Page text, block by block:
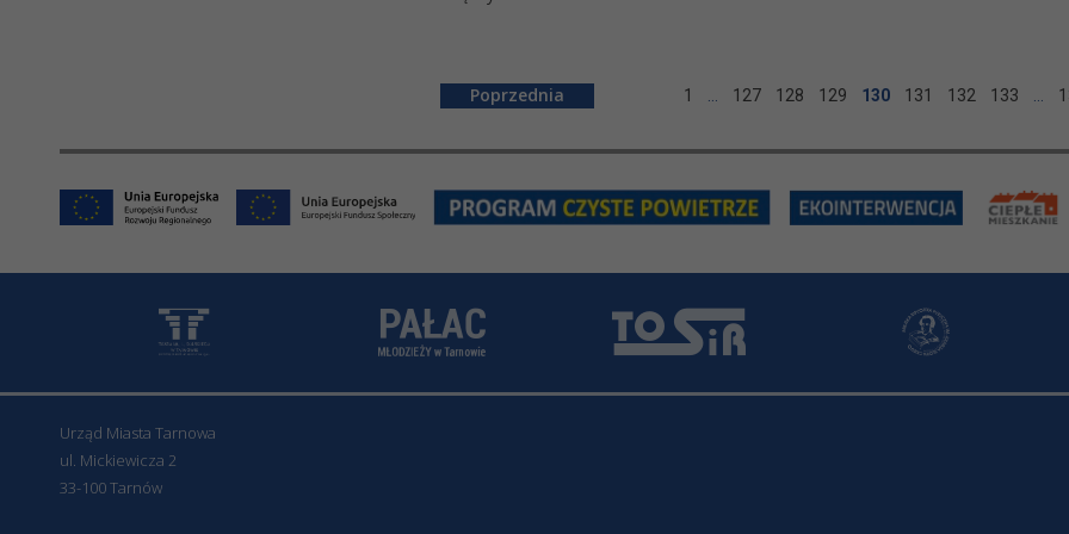
1 127 128 129 130 131 132 133
Urząd Miasta Tarnowa
ul. Mickiewicza 2
33-100 Tarnów